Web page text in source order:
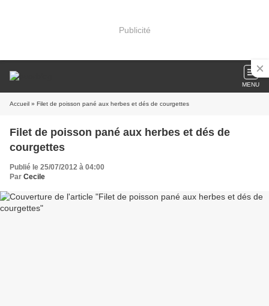
Publicité
MENU
Accueil » Filet de poisson pané aux herbes et dés de courgettes
Filet de poisson pané aux herbes et dés de
courgettes
Publié le 25/07/2012 à 04:00
Par Cecile